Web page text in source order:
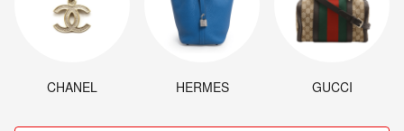
CHANEL HERMES GUCCI